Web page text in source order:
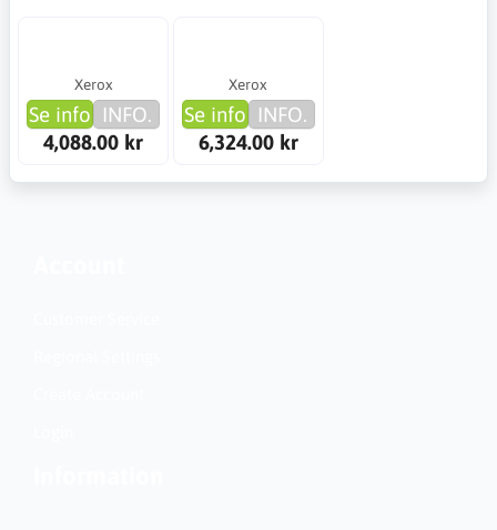
Xerox
Se info INFO.
4,088.00 kr
Xerox
Se info INFO.
6,324.00 kr